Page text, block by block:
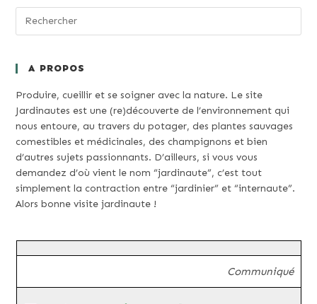
A PROPOS
Produire, cueillir et se soigner avec la nature. Le site
Jardinautes est une (re)découverte de l’environnement qui
nous entoure, au travers du potager, des plantes sauvages
comestibles et médicinales, des champignons et bien
d’autres sujets passionnants. D’ailleurs, si vous vous
demandez d’où vient le nom “jardinaute”, c’est tout
simplement la contraction entre “jardinier” et “internaute”.
Alors bonne visite jardinaute !
Communiqué